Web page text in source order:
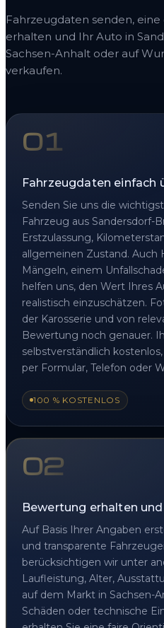
Fahrzeugdaten senden,
erhalten und Ihr Auto in
Sachsen-Anhalt oder auf
verkaufen.
01
Fahrzeugdaten einfach
Senden Sie uns die
Fahrzeug aus Sandersdorf-
Erstzulassung,
allgemeinen Zustand. Auch
Mängeln, einem
helfen uns, den Wert Ihres
realistisch einzuschätzen.
der Karosserie und von
Bewertung noch genauer.
selbstverständlich
per Formular, Telefon oder
100 % KOSTENLOS
02
Bewertung erhalten
Auf Basis Ihrer Angaben
und transparente
berücksichtigen wir unter
Laufleistung, Alter,
auf dem Markt in Sachsen-
Schäden oder technische